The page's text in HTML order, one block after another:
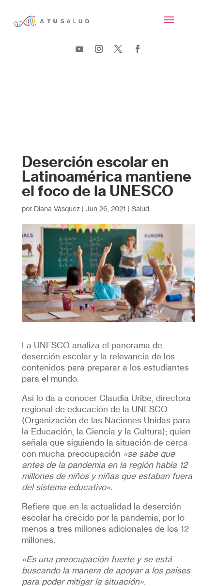
Deserción escolar en
Latinoamérica mantiene
el foco de la UNESCO
por Diana Vásquez| Jun 26, 2021 | Salud
La UNESCO analiza el panorama de
deserción escolar y la relevancia de los
contenidos para preparar a los estudiantes
para el mundo.
Así lo da a conocer Claudia Uribe, directora
regional de educación de la UNESCO
(Organización de las Naciones Unidas para
la Educación, la Ciencia y la Cultura); quien
señala que siguiendo la situación de cerca
con mucha preocupación «se sabe que
antes de la pandemia en la región había 12
millones de niños y niñas que estaban fuera
del sistema educativo».
Refiere que en la actualidad la deserción
escolar ha crecido por la pandemia, por lo
menos a tres millones adicionales de los 12
millones.
«Es una preocupación fuerte y se está
buscando la manera de apoyar a los países
para poder mitigar la situación».